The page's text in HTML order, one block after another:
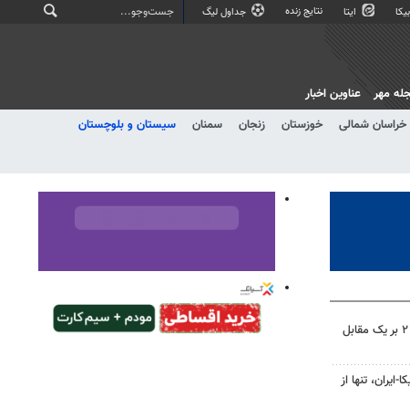
ایتا نتایج زنده جداول لیگ
خراسان شمالی خوزستان زنجان سمنان
سیستان و بلوچستان
مهر عناوین اخبار
فرار تراکتور از شکست؛ پیروزی ۲ بر یک مقابل
ایران، تنها از